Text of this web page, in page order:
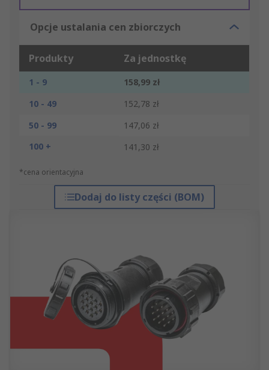
Opcje ustalania cen zbiorczych
Produkty Za jednostkę
1 - 9
158,99 zł
10 - 49
152,78 zł
50 - 99
147,06 zł
100 +
141,30 zł
*cena orientacyjna
Dodaj do listy części (BOM)